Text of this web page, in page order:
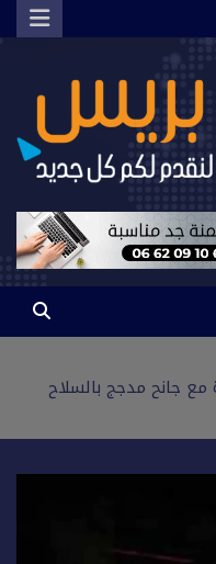
جانح مدجج بالسلاح